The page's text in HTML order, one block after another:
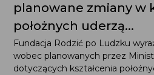
planowane zmiany w
położnych uderzą...
Fundacja Rodzić po Ludzku
wobec planowanych przez
dotyczących kształcenia